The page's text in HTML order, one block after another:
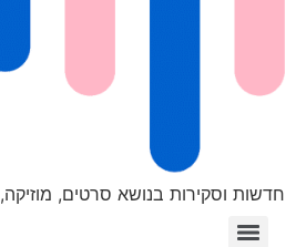
חדשות וסקירות בנושא סרטים, מוזיקה,